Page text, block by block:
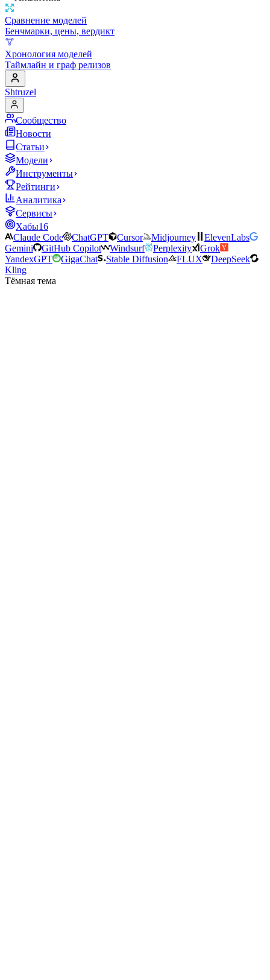
Сравнение моделей
Бенчмарки, цены, вердикт
Хронология моделей
Таймлайн и граф релизов
Shtruzel
Сообщество
Новости
Статьи
Модели
Инструменты
Рейтинги
Аналитика
Сервисы
Хабы16
Claude Code
ChatGPT Cursor Midjourney
ElevenLabs
Gemini
GitHub Copilot Windsurf Perplexity
Grok
YandexGPT
GigaChat Stable Diffusion FLUX
DeepSeek
Kling
Тёмная тема